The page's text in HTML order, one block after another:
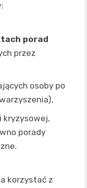
porad
przez
osoby po
kryzysowej,
porady
korzystać z